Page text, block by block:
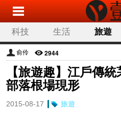
科技 生活 旅遊
俞伶 2944
【旅遊趣】江戶傳
部落根場現形
2015-08-17 旅遊